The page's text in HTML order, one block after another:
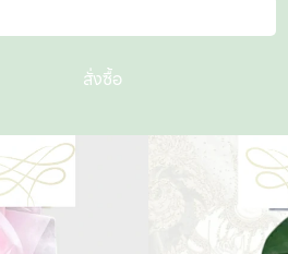
สั่งซื้อ